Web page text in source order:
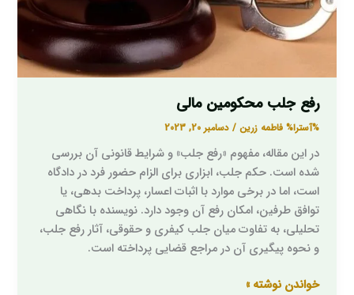
رفع جلب محکومین مالی
%آسترا% فاطمه زرین/دسامبر 20, 2023
در این مقاله، مفهوم «رفع جلب» و شرایط قانونی آن بررسی
شده است. حکم جلب، ابزاری برای الزام حضور فرد در دادگاه
است، اما در برخی موارد با اثبات اعسار، پرداخت بدهی، یا
توافق طرفین، امکان رفع آن وجود دارد. نویسنده با نگاهی
تحلیلی، به تفاوت میان جلب کیفری و حقوقی، آثار رفع جلب،
و نحوه پیگیری آن در مراجع قضایی پرداخته است.
خواندن نوشته »